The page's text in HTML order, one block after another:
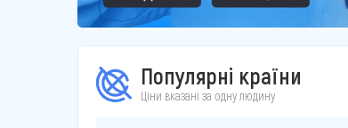
Популярні країни
Ціни вказані за одну людину